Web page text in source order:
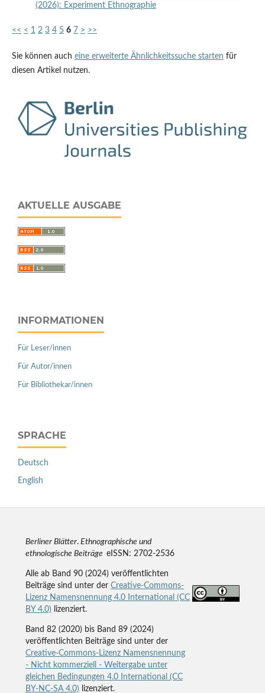
(2026): Experiment Ethnographie
<< < 1 2 3 4 5 6 7 > >>
Sie können auch eine erweiterte Ähnlichkeitssuche starten für
diesen Artikel nutzen.
AKTUELLE AUSGABE
INFORMATIONEN
Für Leser/innen
Für Autor/innen
Für Bibliothekar/innen
SPRACHE
Deutsch
English
Berliner Blätter.Ethnographische und
ethnologische Beiträge eISSN: 2702-2536
Alle ab Band 90 (2024) veröffentlichten
Beiträge sind unter der Creative-Commons-
Lizenz Namensnennung 4.0 International (CC
BY 4.0) lizenziert.
Band 82 (2020) bis Band 89 (2024)
veröffentlichten Beiträge sind unter der
Creative-Commons-Lizenz Namensnennung
- Nicht kommerziell - Weitergabe unter
gleichen Bedingungen 4.0 International (CC
BY-NC-SA 4.0) lizenziert.